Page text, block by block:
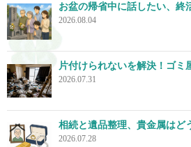
お盆の帰省中に話したい、終
2026.08.04
片付けられないを解決！ゴミ
2026.07.31
相続と遺品整理、貴金属はど
2026.07.28